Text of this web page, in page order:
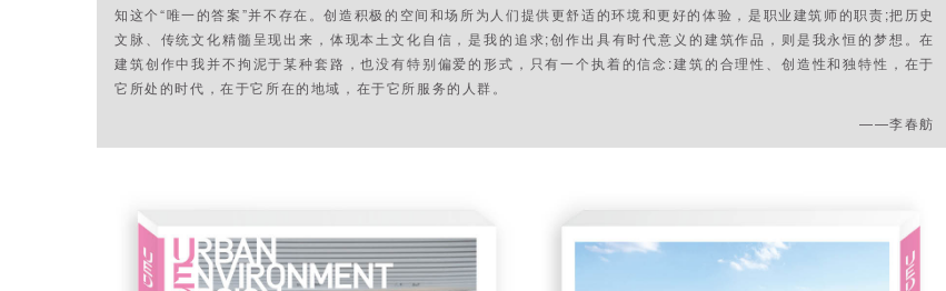
知这个“唯一的答案”并不存在。创造积极的空间和场所为人们提供更舒适的环境和更好的体验，是职业建筑师的职责;把历史
文脉、传统文化精髓呈现出来，体现本土文化自信，是我的追求;创作出具有时代意义的建筑作品，则是我永恒的梦想。在
建筑创作中我并不拘泥于某种套路，也没有特别偏爱的形式，只有一个执着的信念:建筑的合理性、创造性和独特性，在于
它所处的时代，在于它所在的地域，在于它所服务的人群。
——李春舫